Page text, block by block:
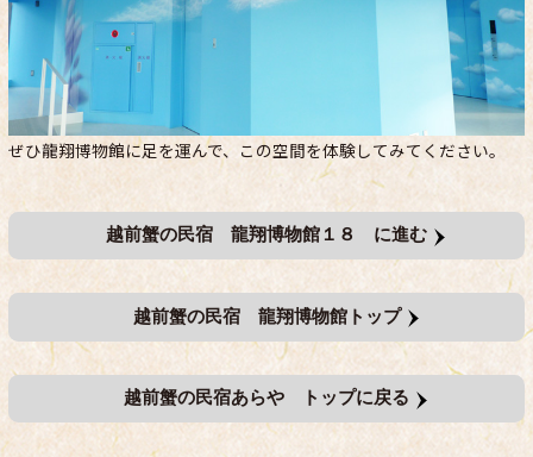
ぜひ龍翔博物館に足を運んで、この空間を体験してみてください。
越前蟹の民宿 龍翔博物館１８ に進む
越前蟹の民宿 龍翔博物館トップ
越前蟹の民宿あらや トップに戻る